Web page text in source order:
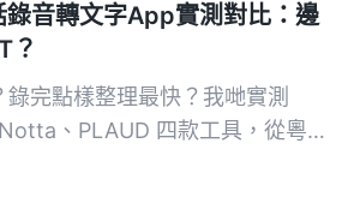
音轉文字App實測對比：邊
？
完點樣整理最快？我哋實測
、PLAUD 四款工具，從粵語